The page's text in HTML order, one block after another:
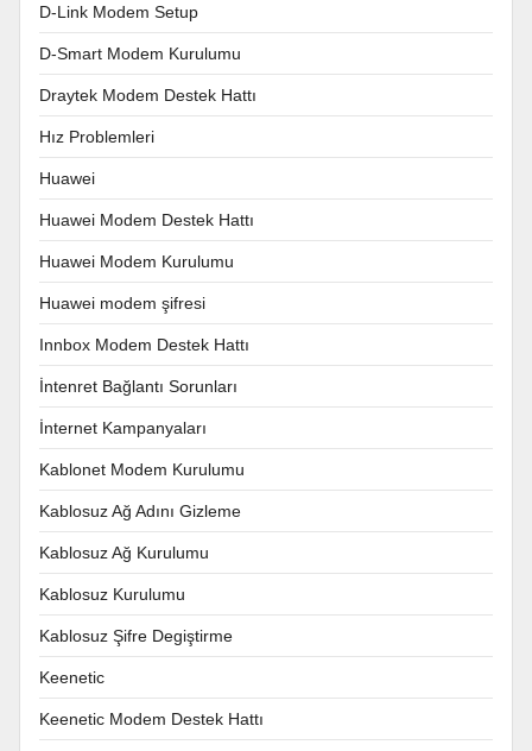
D-Link Modem Setup
D-Smart Modem Kurulumu
Draytek Modem Destek Hattı
Hız Problemleri
Huawei
Huawei Modem Destek Hattı
Huawei Modem Kurulumu
Huawei modem şifresi
Innbox Modem Destek Hattı
İntenret Bağlantı Sorunları
İnternet Kampanyaları
Kablonet Modem Kurulumu
Kablosuz Ağ Adını Gizleme
Kablosuz Ağ Kurulumu
Kablosuz Kurulumu
Kablosuz Şifre Degiştirme
Keenetic
Keenetic Modem Destek Hattı